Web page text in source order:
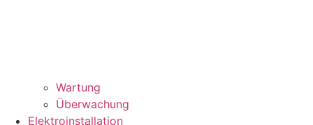
Wartung
Überwachung
Elektroinstallation